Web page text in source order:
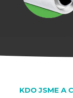
KDO JSME A